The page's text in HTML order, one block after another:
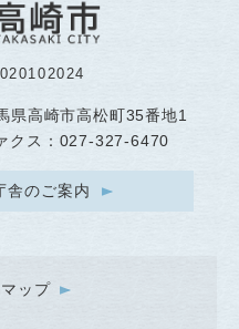
県高崎市高松町35番地1
クス：027-327-6470
舎のご案内
ップ